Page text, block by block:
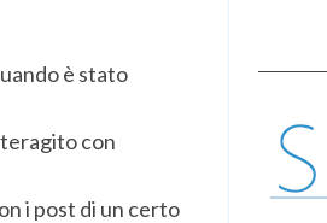
è stato
con
i post di un certo